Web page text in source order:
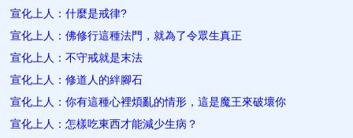
宣化上人：什麼是戒律?
宣化上人：佛修行這種法門，就為了令眾生​真正
宣化上人：不守戒就是末法
宣化上人：修道人的絆腳石
宣化上人：你有這種心裡煩亂的情形，這是魔王來破壞你
宣化上人：怎樣吃東西才能減少生病？